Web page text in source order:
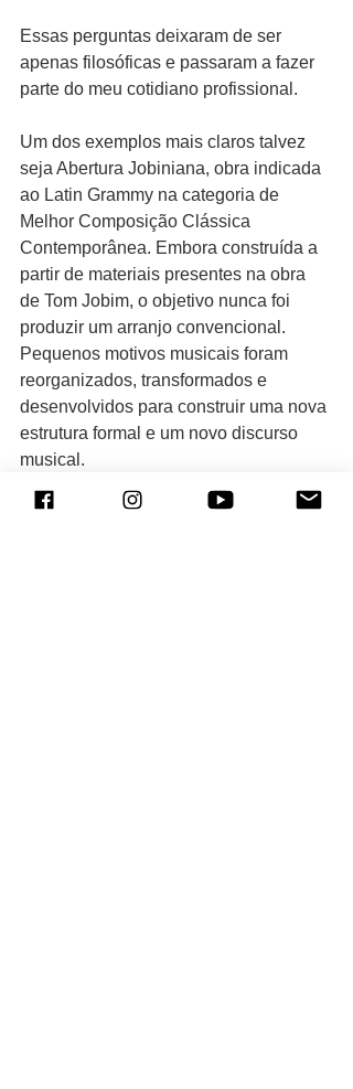
Essas perguntas deixaram de ser
apenas filosóficas e passaram a fazer
parte do meu cotidiano profissional.
Um dos exemplos mais claros talvez
seja Abertura Jobiniana, obra indicada
ao Latin Grammy na categoria de
Melhor Composição Clássica
Contemporânea. Embora construída a
partir de materiais presentes na obra
de Tom Jobim, o objetivo nunca foi
produzir um arranjo convencional.
Pequenos motivos musicais foram
reorganizados, transformados e
desenvolvidos para construir uma nova
estrutura formal e um novo discurso
musical.
Algo semelhante aconteceu em
Ponta